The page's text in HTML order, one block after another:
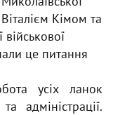
Кімом та
військової
це питання
усіх ланок
адміністрації.